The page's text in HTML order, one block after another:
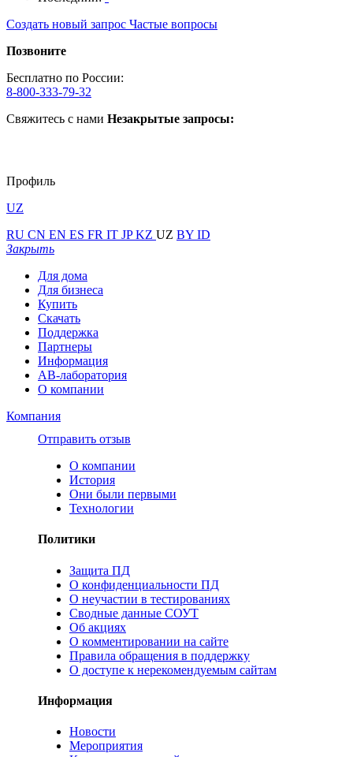
Создать новый запрос Частые вопросы
Позвоните
Бесплатно по России:
8-800-333-79-32
Свяжитесь с нами Незакрытые запросы:
Профиль
UZ
RU CN EN ES FR IT JPKZ UZ BY ID
Закрыть
Для дома
Для бизнеса
Купить
Скачать
Поддержка
Партнеры
Информация
АВ-лаборатория
О компании
Компания
Отправить отзыв
О компании
История
Они были первыми
Технологии
Политики
Защита ПД
О конфиденциальности ПД
О неучастии в тестированиях
Сводные данные СОУТ
Об акциях
О комментировании на сайте
Правила обращения в поддержку
О доступе к нерекомендуемым сайтам
Информация
Новости
Мероприятия